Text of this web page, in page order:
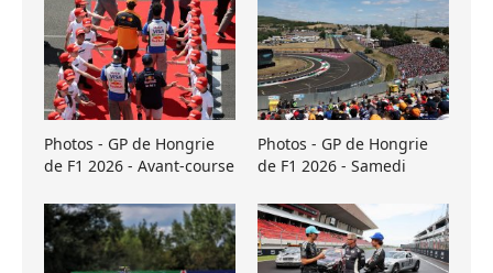
Photos - GP de Hongrie
de F1 2026 - Avant-course
Photos - GP de Hongrie
de F1 2026 - Samedi